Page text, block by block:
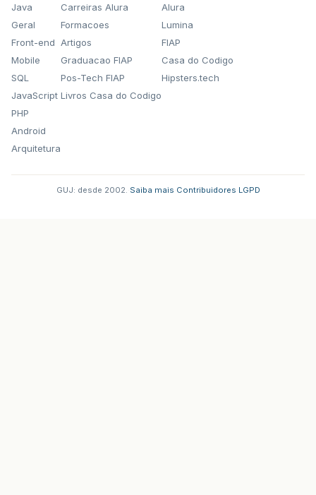
Java
Geral
Front-end
Mobile
SQL
JavaScript
PHP
Android
Arquitetura
Carreiras Alura
Formacoes
Artigos
Graduacao FIAP
Pos-Tech FIAP
Livros Casa do Codigo
Alura
Lumina
FIAP
Casa do Codigo
Hipsters.tech
GUJ: desde 2002. Saiba mais Contribuidores LGPD